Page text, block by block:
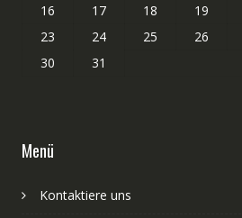
16
17 18 19
23
24 25 26
30
31
Menü
Kontaktiere uns